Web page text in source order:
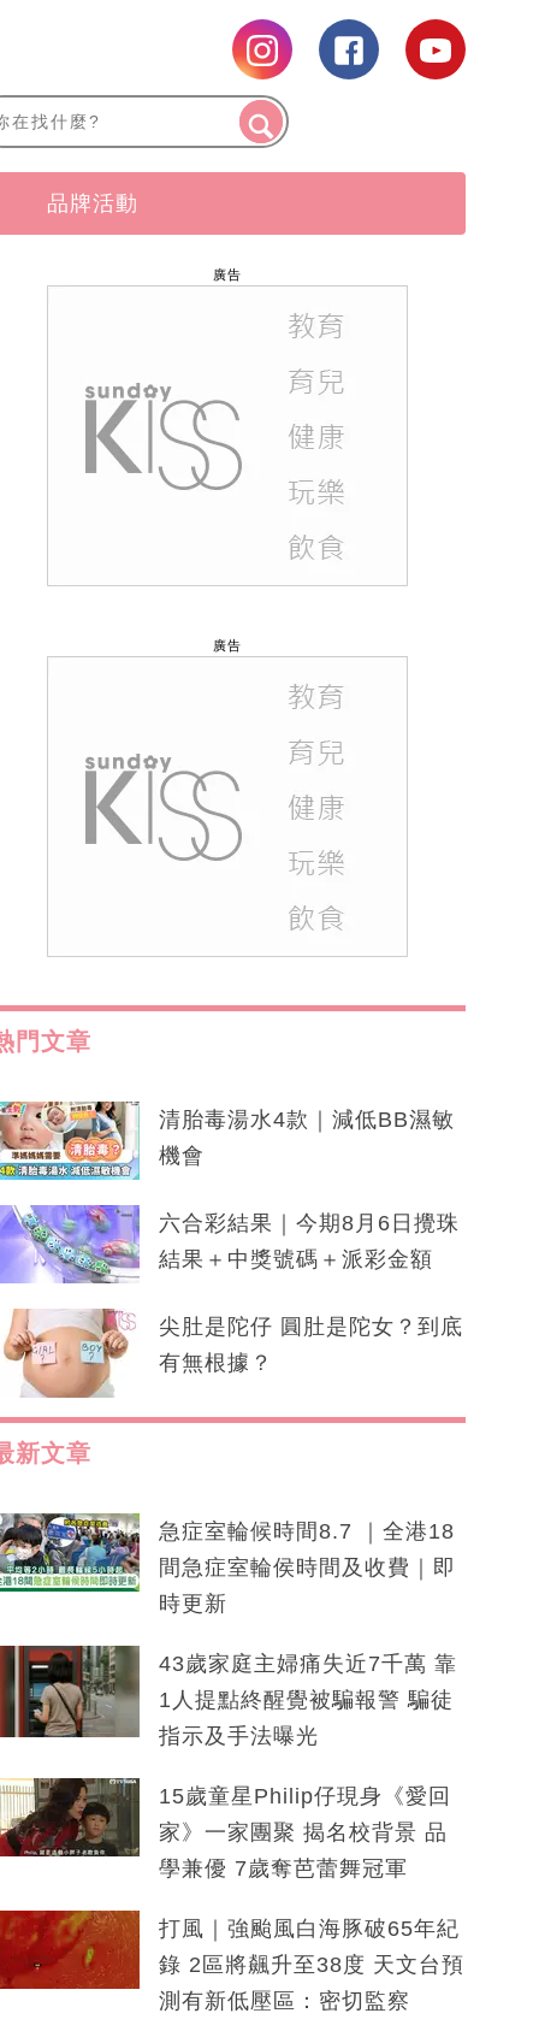
品牌活動
廣告
廣告
門文章
清胎毒湯水4款｜減低BB濕敏
機會
六合彩結果｜今期8月6日攪珠
結果＋中獎號碼＋派彩金額
尖肚是陀仔 圓肚是陀女？到底
有無根據？
新文章
急症室輪候時間8.7 ｜全港18
間急症室輪侯時間及收費｜即
時更新
43歲家庭主婦痛失近7千萬 靠
1人提點終醒覺被騙報警 騙徒
指示及手法曝光
15歲童星Philip仔現身《愛回
家》一家團聚 揭名校背景 品
學兼優 7歲奪芭蕾舞冠軍
打風｜強颱風白海豚破65年紀
錄 2區將飆升至38度 天文台預
測有新低壓區：密切監察